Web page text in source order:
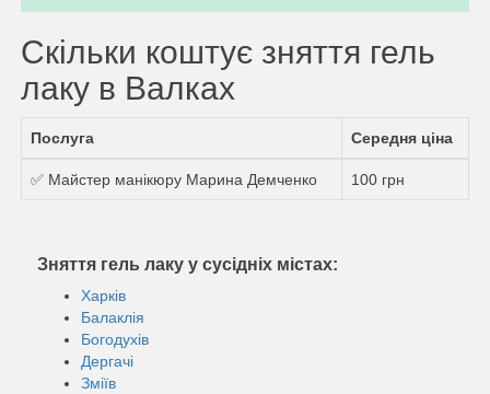
Скільки коштує зняття гель
лаку в Валках
Послуга Середня ціна
✅ Майстер манікюру Марина Демченко 100 грн
Зняття гель лаку у сусідніх містах:
Харків
Балаклія
Богодухів
Дергачі
Зміїв